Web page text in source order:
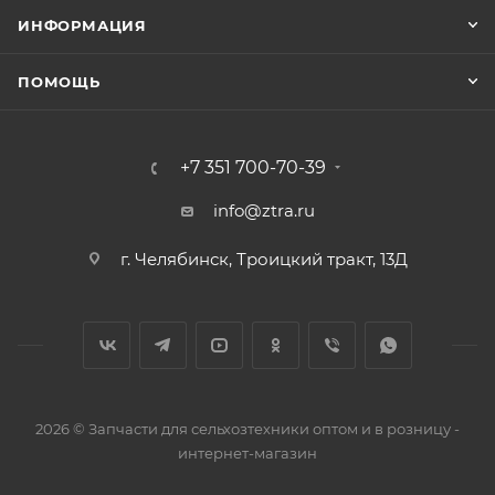
ИНФОРМАЦИЯ
ПОМОЩЬ
+7 351 700-70-39
info@ztra.ru
г. Челябинск, Троицкий тракт, 13Д
2026 © Запчасти для сельхозтехники оптом и в розницу -
интернет-магазин